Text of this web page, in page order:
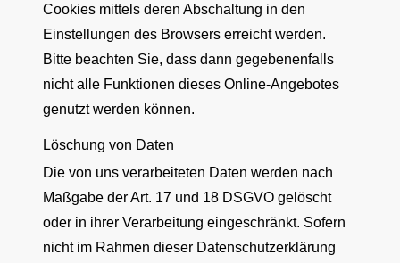
Cookies mittels deren Abschaltung in den
Einstellungen des Browsers erreicht werden.
Bitte beachten Sie, dass dann gegebenenfalls
nicht alle Funktionen dieses Online-Angebotes
genutzt werden können.
Löschung von Daten
Die von uns verarbeiteten Daten werden nach
Maßgabe der Art. 17 und 18 DSGVO gelöscht
oder in ihrer Verarbeitung eingeschränkt. Sofern
nicht im Rahmen dieser Datenschutzerklärung